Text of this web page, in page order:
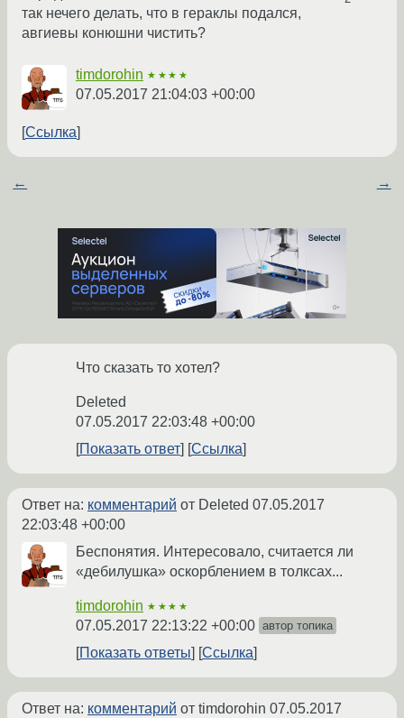
так нечего делать, что в гераклы подался,
авгиевы конюшни чистить?
timdorohin ★★★★
07.05.2017 21:04:03 +00:00
Ссылка
← →
Что сказать то хотел?
Deleted
07.05.2017 22:03:48 +00:00
Показать ответ
Ссылка
Ответ на: комментарий от Deleted 07.05.2017
22:03:48 +00:00
Беспонятия. Интересовало, считается ли
«дебилушка» оскорблением в толксах...
timdorohin ★★★★
07.05.2017 22:13:22 +00:00 автор топика
Показать ответы Ссылка
Ответ на: комментарий от timdorohin 07.05.2017